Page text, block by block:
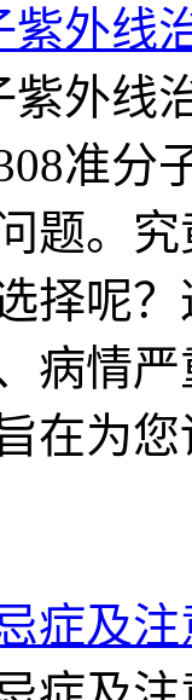
紫外线
紫外线
准分
题。
择呢
病情
在为
症及